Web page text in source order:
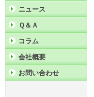
ニュース
Ｑ＆Ａ
コラム
会社概要
お問い合わせ